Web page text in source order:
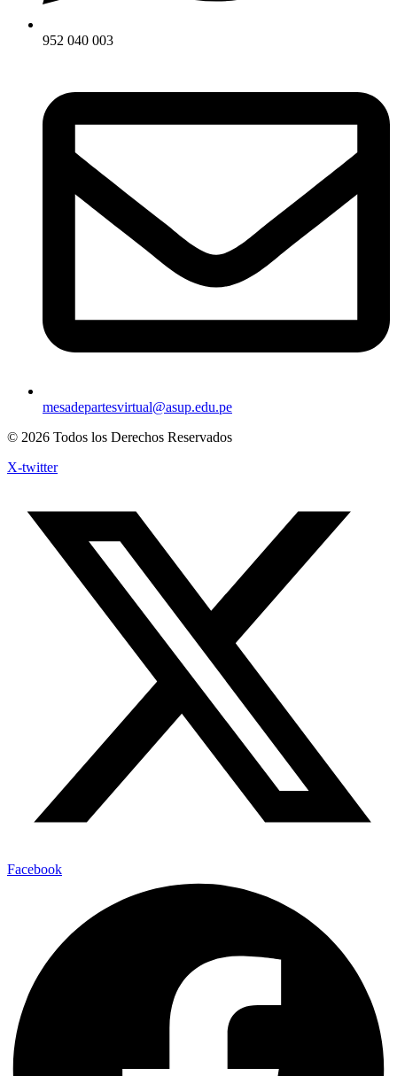
952 040 003
mesadepartesvirtual@asup.edu.pe
© 2026 Todos los Derechos Reservados
X-twitter
Facebook